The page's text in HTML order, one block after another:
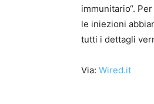
immunitario“.
le iniezioni
tutti i dettagli
Via: Wired.it